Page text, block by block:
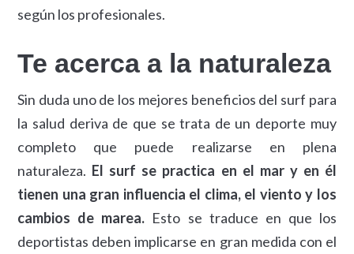
según los profesionales.
Te acerca a la naturaleza
Sin duda uno de los mejores beneficios del surf para
la salud deriva de que se trata de un deporte muy
completo que puede realizarse en plena
naturaleza. El surf se practica en el mar y en él
tienen una gran influencia el clima, el viento y los
cambios de marea. Esto se traduce en que los
deportistas deben implicarse en gran medida con el